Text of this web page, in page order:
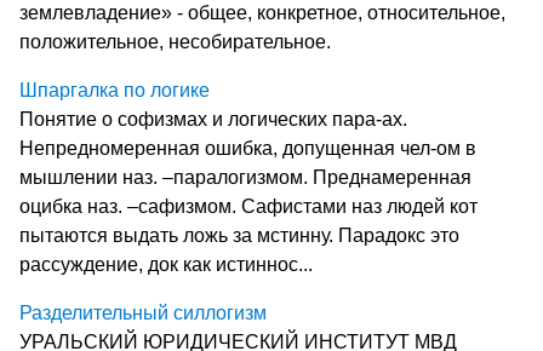
землевладение» - общее, конкретное, относительное,
положительное, несобирательное.
Шпаргалка по логике
Понятие о софизмах и логических пара-ах.
Непредномеренная ошибка, допущенная чел-ом в
мышлении наз. –паралогизмом. Преднамеренная
оцибка наз. –сафизмом. Сафистами наз людей кот
пытаются выдать ложь за мстинну. Парадокс это
рассуждение, док как истиннос...
Разделительный силлогизм
УРАЛЬСКИЙ ЮРИДИЧЕСКИЙ ИНСТИТУТ МВД